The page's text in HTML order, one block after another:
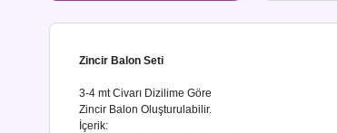
Zincir Balon Seti
3-4 mt Civarı Dizilime Göre
Zincir Balon Oluşturulabilir.
İçerik: